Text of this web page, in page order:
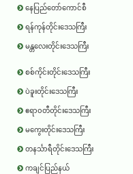
နေပြည်တော်ကောင်စီ
ရန်ကုန်တိုင်းဒေသကြီး
မန္တလေးတိုင်းဒေသကြီး
စစ်ကိုင်းတိုင်းဒေသကြီး
ပဲခူးတိုင်းဒေသကြီး
ဧရာ၀တီတိုင်းဒေသကြီး
မကွေးတိုင်းဒေသကြီး
တနင်္သာရီတိုင်းဒေသကြီး
ကချင်ပြည်နယ်